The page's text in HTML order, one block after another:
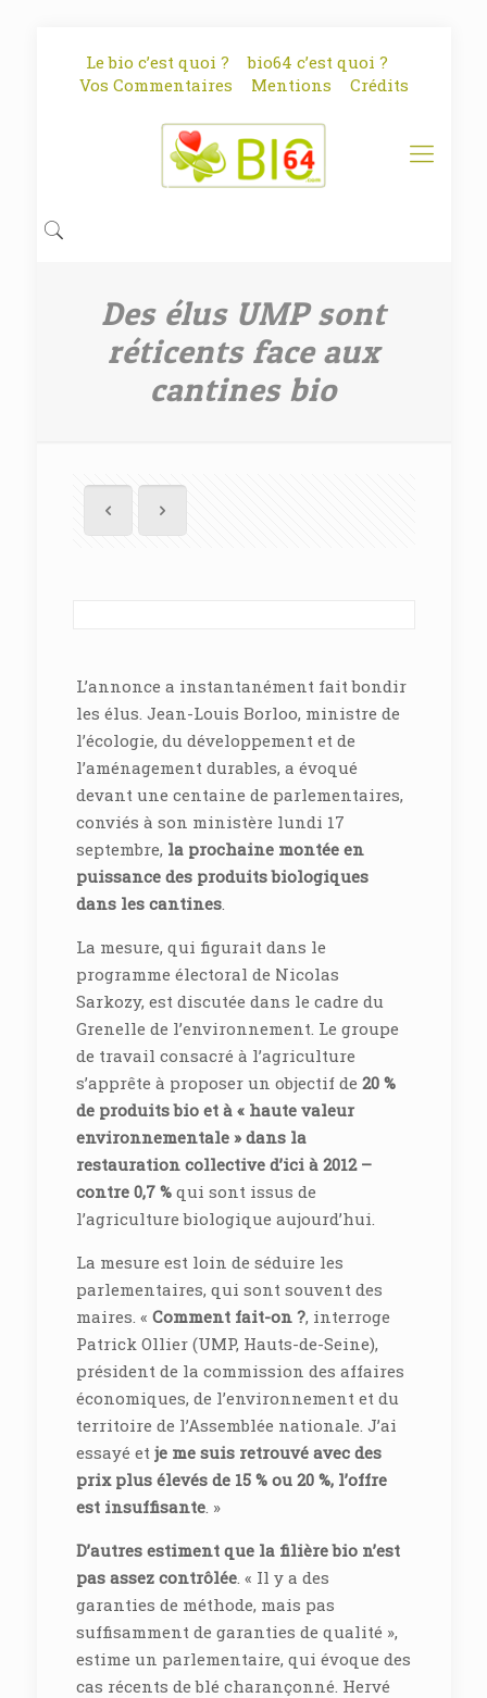
Le bio c’est quoi ?
bio64 c’est quoi ?
Vos Commentaires
Mentions Crédits
Des élus UMP sont
réticents face aux
cantines bio
L’annonce a instantanément fait bondir
les élus. Jean-Louis Borloo, ministre de
l’écologie, du développement et de
l’aménagement durables, a évoqué
devant une centaine de parlementaires,
conviés à son ministère lundi 17
septembre, la prochaine montée en
puissance des produits biologiques
dans les cantines.
La mesure, qui figurait dans le
programme électoral de Nicolas
Sarkozy, est discutée dans le cadre du
Grenelle de l’environnement. Le groupe
de travail consacré à l’agriculture
s’apprête à proposer un objectif de 20 %
de produits bio et à « haute valeur
environnementale » dans la
restauration collective d’ici à 2012 –
contre 0,7 %qui sont issus de
l’agriculture biologique aujourd’hui.
La mesure est loin de séduire les
parlementaires, qui sont souvent des
maires. « Comment fait-on ?, interroge
Patrick Ollier (UMP, Hauts-de-Seine),
président de la commission des affaires
économiques, de l’environnement et du
territoire de l’Assemblée nationale. J’ai
essayé et je me suis retrouvé avec des
prix plus élevés de 15 % ou 20 %, l’offre
est insuffisante. »
D’autres estiment que la filière bio n’est
pas assez contrôlée. « Il y a des
garanties de méthode, mais pas
suffisamment de garanties de qualité »,
estime un parlementaire, qui évoque des
cas récents de blé charançonné. Hervé